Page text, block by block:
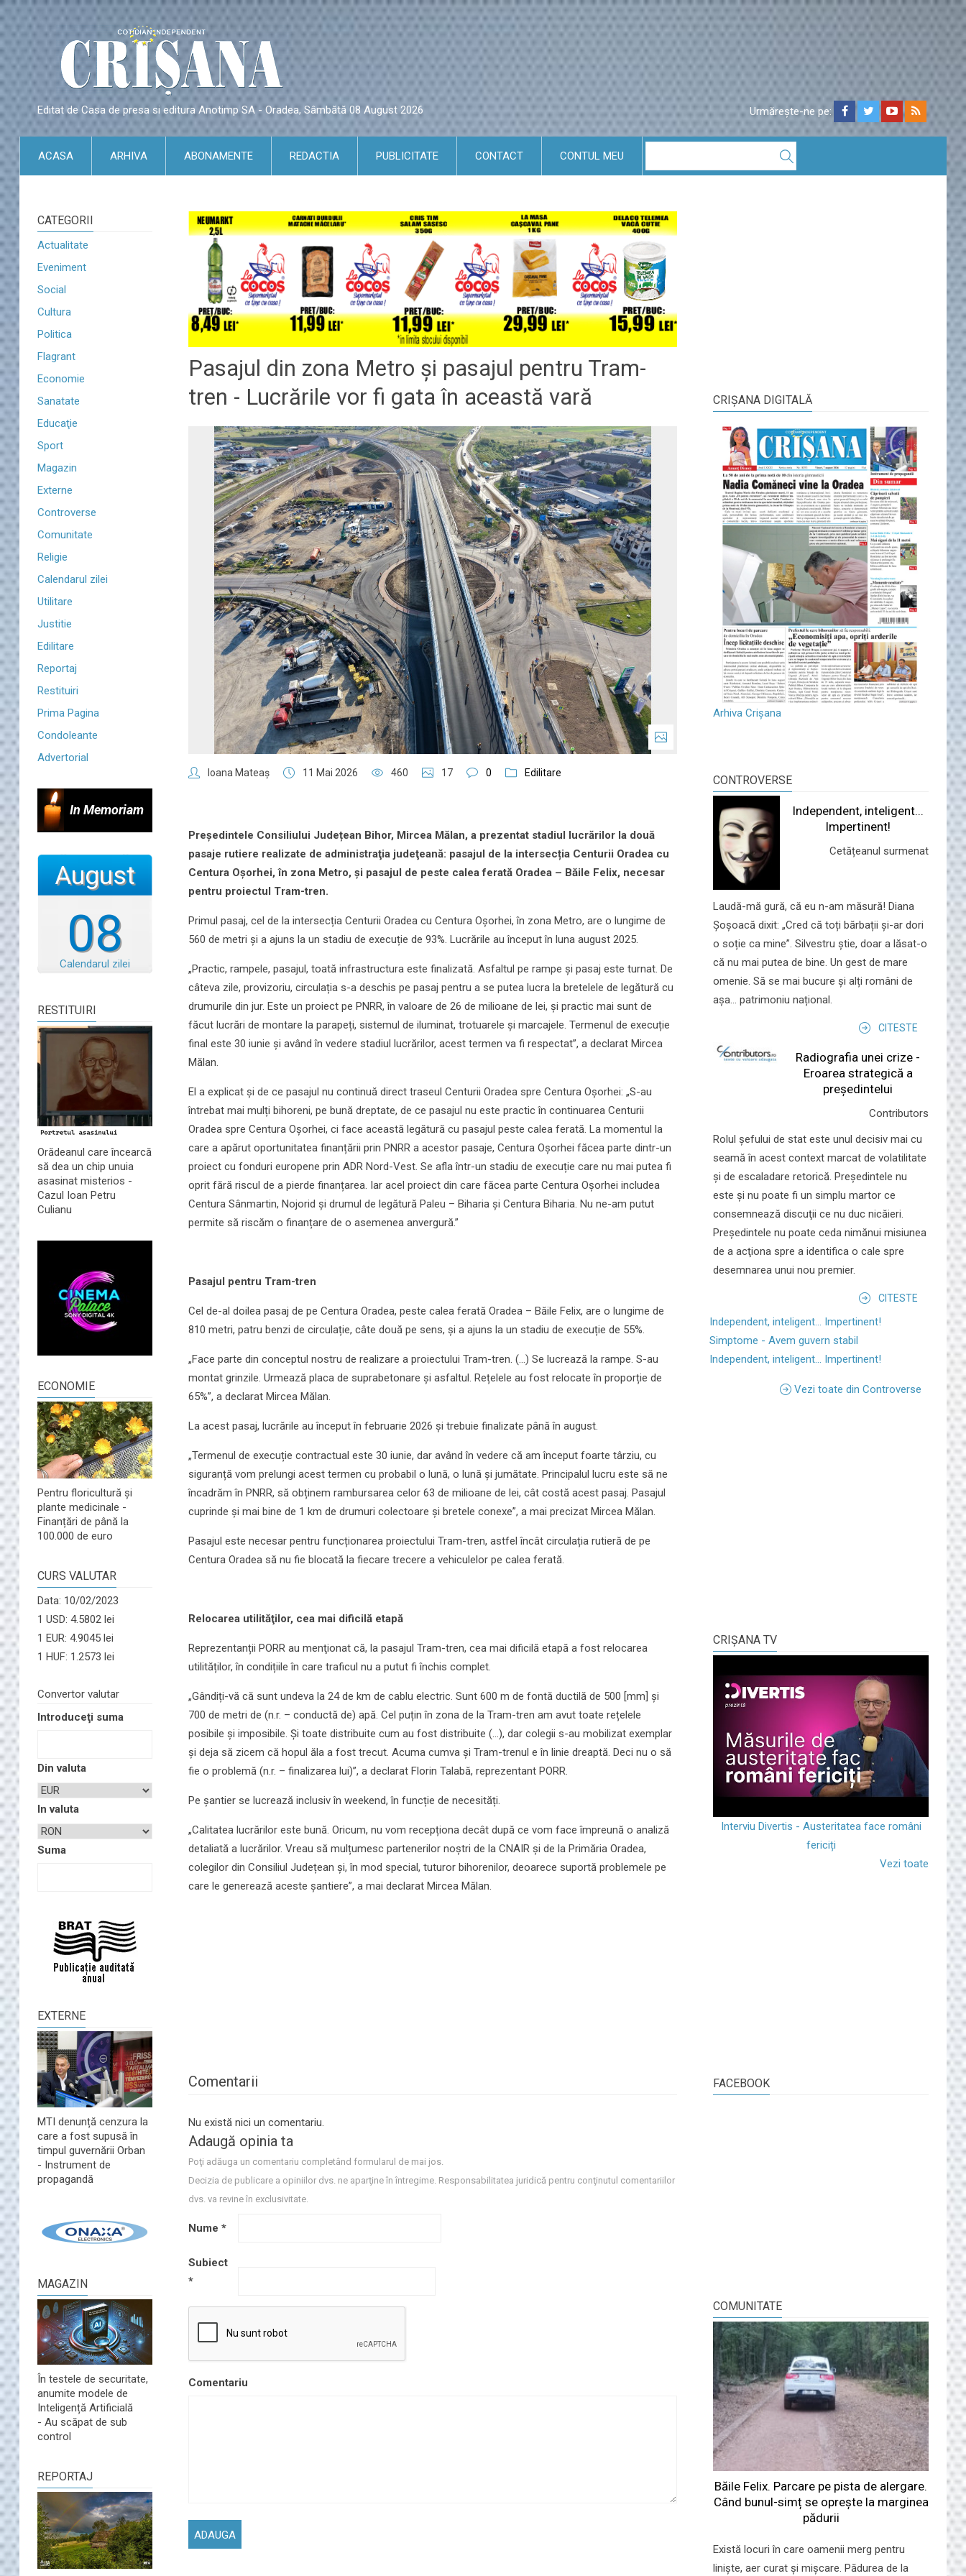
Editat de Casa de presa si editura Anotimp SA - Oradea, Sâmbătă 08 August 2026 Urmărește-ne pe:
ACASA ARHIVA ABONAMENTE REDACTIA PUBLICITATE CONTACT CONTUL MEU
CATEGORII
Actualitate
Eveniment
Social
Cultura
Politica
Flagrant
Economie
Sanatate
Educaţie
Sport
Magazin
Externe
Controverse
Comunitate
Religie
Calendarul zilei
Utilitare
Justitie
Edilitare
Reportaj
Restituiri
Prima Pagina
Condoleante
Advertorial
In Memoriam
08
August
Calendarul zilei
RESTITUIRI
Orădeanul care încearcă
să dea un chip unuia
asasinat misterios -
Cazul Ioan Petru
Culianu
ECONOMIE
Pentru floricultură și
plante medicinale -
Finanțări de până la
100.000 de euro
CURS VALUTAR
Data: 10/02/2023
1 USD: 4.5802 lei
1 EUR: 4.9045 lei
1 HUF: 1.2573 lei
Convertor valutar
Introduceţi suma
Din valuta
In valuta
Suma
EXTERNE
MTI denunță cenzura la
care a fost supusă în
timpul guvernării Orban
- Instrument de
propagandă
MAGAZIN
În testele de securitate,
anumite modele de
Inteligență Artificială
- Au scăpat de sub
control
REPORTAJ
Pasajul din zona Metro şi pasajul pentru Tram-
tren - Lucrările vor fi gata în această vară
Ioana Mateaş 11 Mai 2026 460 17 0 Edilitare
Președintele Consiliului Județean Bihor, Mircea Mălan, a prezentat stadiul lucrărilor la două
pasaje rutiere realizate de administraţia judeţeană: pasajul de la intersecția Centurii Oradea cu
Centura Oșorhei, în zona Metro, și pasajul de peste calea ferată Oradea – Băile Felix, necesar
pentru proiectul Tram-tren.
Primul pasaj, cel de la intersecția Centurii Oradea cu Centura Oșorhei, în zona Metro, are o lungime de
560 de metri și a ajuns la un stadiu de execuție de 93%. Lucrările au început în luna august 2025.
„Practic, rampele, pasajul, toată infrastructura este finalizată. Asfaltul pe rampe și pasaj este turnat. De
câteva zile, provizoriu, circulația s-a deschis pe pasaj pentru a se putea lucra la bretelele de legătură cu
drumurile din jur. Este un proiect pe PNRR, în valoare de 26 de milioane de lei, și practic mai sunt de
făcut lucrări de montare la parapeți, sistemul de iluminat, trotuarele și marcajele. Termenul de execuție
final este 30 iunie și având în vedere stadiul lucrărilor, acest termen va fi respectat”, a declarat Mircea
Mălan.
El a explicat și de ce pasajul nu continuă direct traseul Centurii Oradea spre Centura Oșorhei: „S-au
întrebat mai mulți bihoreni, pe bună dreptate, de ce pasajul nu este practic în continuarea Centurii
Oradea spre Centura Oșorhei, ci face această legătură cu pasajul peste calea ferată. La momentul la
care a apărut oportunitatea finanțării prin PNRR a acestor pasaje, Centura Oșorhei făcea parte dintr-un
proiect cu fonduri europene prin ADR Nord-Vest. Se afla într-un stadiu de execuție care nu mai putea fi
oprit fără riscul de a pierde finanțarea. Iar acel proiect din care făcea parte Centura Oșorhei includea
Centura Sânmartin, Nojorid și drumul de legătură Paleu – Biharia și Centura Biharia. Nu ne-am putut
permite să riscăm o finanțare de o asemenea anvergură.”
Pasajul pentru Tram-tren
Cel de-al doilea pasaj de pe Centura Oradea, peste calea ferată Oradea – Băile Felix, are o lungime de
810 metri, patru benzi de circulație, câte două pe sens, și a ajuns la un stadiu de execuție de 55%.
„Face parte din conceptul nostru de realizare a proiectului Tram-tren. (...) Se lucrează la rampe. S-au
montat grinzile. Urmează placa de suprabetonare și asfaltul. Rețelele au fost relocate în proporție de
65%”, a declarat Mircea Mălan.
La acest pasaj, lucrările au început în februarie 2026 și trebuie finalizate până în august.
„Termenul de execuție contractual este 30 iunie, dar având în vedere că am început foarte târziu, cu
siguranță vom prelungi acest termen cu probabil o lună, o lună și jumătate. Principalul lucru este să ne
încadrăm în PNRR, să obținem rambursarea celor 63 de milioane de lei, cât costă acest pasaj. Pasajul
cuprinde și mai bine de 1 km de drumuri colectoare și bretele conexe”, a mai precizat Mircea Mălan.
Pasajul este necesar pentru funcționarea proiectului Tram-tren, astfel încât circulația rutieră de pe
Centura Oradea să nu fie blocată la fiecare trecere a vehiculelor pe calea ferată.
Relocarea utilităţilor, cea mai dificilă etapă
Reprezentanții PORR au menţionat că, la pasajul Tram-tren, cea mai dificilă etapă a fost relocarea
utilităților, în condițiile în care traficul nu a putut fi închis complet.
„Gândiți-vă că sunt undeva la 24 de km de cablu electric. Sunt 600 m de fontă ductilă de 500 [mm] și
700 de metri de (n.r. – conductă de) apă. Cel puțin în zona de la Tram-tren am avut toate rețelele
posibile și imposibile. Și toate distribuite cum au fost distribuite (...), dar colegii s-au mobilizat exemplar
și deja să zicem că hopul ăla a fost trecut. Acuma cumva și Tram-trenul e în linie dreaptă. Deci nu o să
fie o problemă (n.r. – finalizarea lui)”, a declarat Florin Talabă, reprezentant PORR.
Pe șantier se lucrează inclusiv în weekend, în funcție de necesități.
„Calitatea lucrărilor este bună. Oricum, nu vom recepționa decât după ce vom face împreună o analiză
detaliată a lucrărilor. Vreau să mulțumesc partenerilor noștri de la CNAIR și de la Primăria Oradea,
colegilor din Consiliul Județean și, în mod special, tuturor bihorenilor, deoarece suportă problemele pe
care le generează aceste șantiere”, a mai declarat Mircea Mălan.
Comentarii
Nu există nici un comentariu.
Adaugă opinia ta
Poţi adăuga un comentariu completând formularul de mai jos.
Decizia de publicare a opiniilor dvs. ne aparţine în întregime. Responsabilitatea juridică pentru conţinutul comentariilor
dvs. va revine în exclusivitate.
Nume *
Subiect
*
Comentariu
CRIŞANA DIGITALĂ
Arhiva Crișana
CONTROVERSE
Independent, inteligent...
Impertinent!
Cetățeanul surmenat
Laudă-mă gură, că eu n-am măsură! Diana
Șoșoacă dixit: „Cred că toți bărbații și-ar dori
o soție ca mine”. Silvestru știe, doar a lăsat-o
că nu mai putea de bine. Un gest de mare
omenie. Să se mai bucure și alți români de
așa... patrimoniu național.
CITESTE
Radiografia unei crize -
Eroarea strategică a
președintelui
Contributors
Rolul şefului de stat este unul decisiv mai cu
seamă în acest context marcat de volatilitate
şi de escaladare retorică. Preşedintele nu
este şi nu poate fi un simplu martor ce
consemnează discuţii ce nu duc nicăieri.
Preşedintele nu poate ceda nimănui misiunea
de a acţiona spre a identifica o cale spre
desemnarea unui nou premier.
CITESTE
Independent, inteligent... Impertinent!
Simptome - Avem guvern stabil
Independent, inteligent... Impertinent!
Vezi toate din Controverse
CRIŞANA TV
Interviu Divertis - Austeritatea face români
fericiți
Vezi toate
FACEBOOK
COMUNITATE
Băile Felix. Parcare pe pista de alergare.
Când bunul-simț se oprește la marginea
pădurii
Există locuri în care oamenii merg pentru
liniște, aer curat și mișcare. Pădurea de la